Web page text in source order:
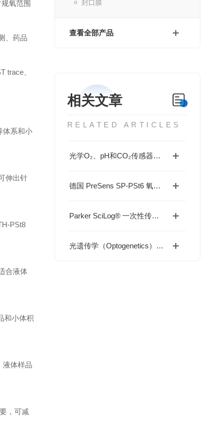
封口膜
查看全部产品
相关文章
RELATED ARTICLES
光学O₂、pH和CO₂传感器在细胞培养与生物过程监测中的应用
德国 PreSens SP-PSt6 氧气传感器贴片：非侵入式溶氧监测的技术与应用指南
Parker SciLog® 一次性传感器解决方案：使生物工艺在线监测更高效、更可靠
光遗传学（Optogenetics）持续升温，生物光刺激设备需求快速增长
氧范围
、药品
trace、
体系和小
伸出针
PSt8
合液体
和小体积
液体样品
，可减